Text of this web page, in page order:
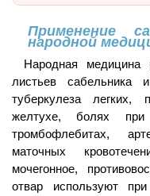
Применение
народной
Народная медицина
листьев сабельника
туберкулеза легких,
желтухе, болях
тромбофлебитах,
маточных
мочегонное,
отвар используют